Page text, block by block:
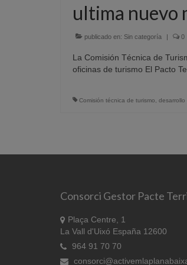
ultima nuevo
publicado en: Sin categoría | 0
La Comisión Técnica de
oficinas de turismo El Pacto
Comisión técnica de turismo desarrollo
Consorci Gestor Pacte
Plaça Centre, 1
La Vall d'Uixó España 12600
964 91 70 70